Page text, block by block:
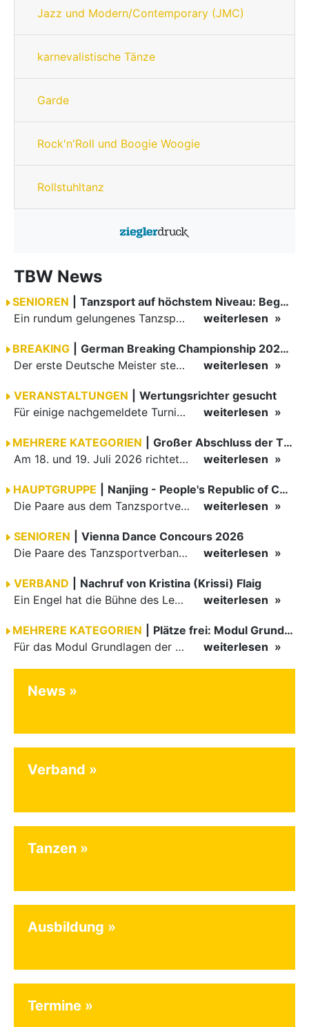
Jazz und Modern/Contemporary (JMC)
karnevalistische Tänze
Garde
Rock'n'Roll und Boogie Woogie
Rollstuhltanz
TBW News
SENIOREN
Tanzsport auf höchstem Niveau: Begeisterung bei den Turnieren in…
Ein rundum gelungenes Tanzsport-Wochenende liegt hinter den Paaren und Organisatoren in Enzklösterle. Am 1. und 2. August 2026 verwandelte sich die Festhalle wieder in einen lebendigen Mittelpunkt des…
weiterlesen
BREAKING
German Breaking Championship 2026 in Hannover
Der erste Deutsche Meister steht fest B-Boy Roman siegt bei den Juniors
weiterlesen
VERANSTALTUNGEN
Wertungsrichter gesucht
Für einige nachgemeldete Turniere im 2 Halbjahr sucht der ZWE noch Wertungsrichter.
weiterlesen
MEHRERE KATEGORIEN
Großer Abschluss der TBW-Trophy in Weinheim
Am 18. und 19. Juli 2026 richtete die Tanzsportabteilung (TSA) der TSG 1862 Weinheim das Abschlussturnier der diesjährigen TBW-Trophy-Serie aus. Zum traditionellen Saisonfinale kamen rund 400 Starts über…
weiterlesen
HAUPTGRUPPE
Nanjing - People's Republic of China
Die Paare aus dem Tanzsportverband Baden-Württemberg (TBW) haben beim hochklassig besetzten WDSF GrandSlam im chinesischen Nanjing wieder einmal auf internationalem Top-Niveau geglänzt. Das…
weiterlesen
SENIOREN
Vienna Dance Concours 2026
Die Paare des Tanzsportverbandes Baden-Württemberg (TBW) glänzten auf dem internationalen Parkett des Vienna Dance Concourse 2026 im Wiener Rathaus mit hervorragenden Platzierungen Ergebnisse unter: …
weiterlesen
VERBAND
Nachruf von Kristina (Krissi) Flaig
Ein Engel hat die Bühne des Lebens verlassen. Viel zu früh, plötzlich und für uns alle unfassbar, wurde unsere geliebte Kristina (Krissi) Flaig im Alter von 36 Jahren aus dem Leben gerissen. Das Tanzen…
weiterlesen
MEHRERE KATEGORIEN
Plätze frei: Modul Grundlagen
Für das Modul Grundlagen der Breitensportausbildung vom 10. bis 13. September an der Landessportschule Albstadt sind noch Plätze frei. Das Modul kann auch für den Lizenzerhalt (30 LE fachlich) genutzt…
weiterlesen
News
Verband
Tanzen
Ausbildung
Termine